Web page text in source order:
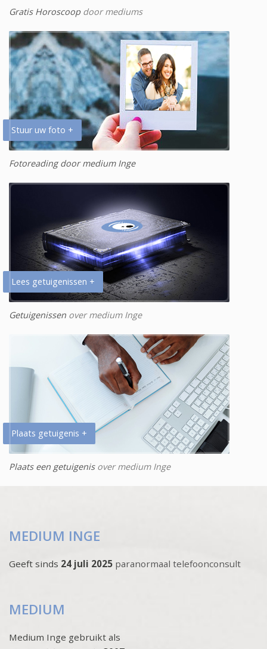
Gratis Horoscoopdoor mediums
Stuur uw foto +
Fotoreading door medium Inge
Lees getuigenissen +
Getuigenissen over medium Inge
Plaats getuigenis +
Plaats een getuigenisover medium Inge
MEDIUM INGE
Geeft sinds 24 juli 2025 paranormaal telefoonconsult
MEDIUM
Medium Inge gebruikt als